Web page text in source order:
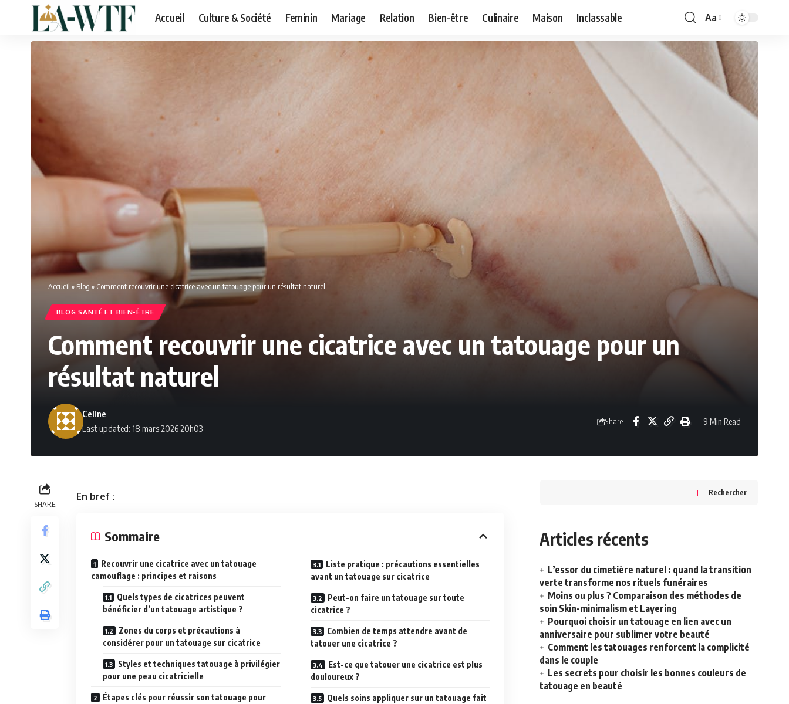
Accueil Culture & Société Feminin Mariage Relation Bien-être Culinaire Maison Inclassable
Font
Resizer
Aa
Accueil » Blog » Comment recouvrir une cicatrice avec un tatouage pour un résultat naturel
BLOG SANTÉ ET BIEN-ÊTRE
Comment recouvrir une cicatrice avec un tatouage pour un
résultat naturel
Last updated: 18 mars 2026 20h03
Celine
Share 9 Min Read
SHARE
En bref :
Sommaire
Recouvrir une cicatrice avec un tatouage
camouflage : principes et raisons
Quels types de cicatrices peuvent
bénéficier d’un tatouage artistique ?
Zones du corps et précautions à
considérer pour un tatouage sur cicatrice
Styles et techniques tatouage à privilégier
pour une peau cicatricielle
Étapes clés pour réussir son tatouage pour
Liste pratique : précautions essentielles
avant un tatouage sur cicatrice
Peut-on faire un tatouage sur toute
cicatrice ?
Combien de temps attendre avant de
tatouer une cicatrice ?
Est-ce que tatouer une cicatrice est plus
douloureux ?
Quels soins appliquer sur un tatouage fait
Rechercher
Articles récents
L’essor du cimetière naturel : quand la transition
verte transforme nos rituels funéraires
Moins ou plus ? Comparaison des méthodes de
soin Skin-minimalism et Layering
Pourquoi choisir un tatouage en lien avec un
anniversaire pour sublimer votre beauté
Comment les tatouages renforcent la complicité
dans le couple
Les secrets pour choisir les bonnes couleurs de
tatouage en beauté